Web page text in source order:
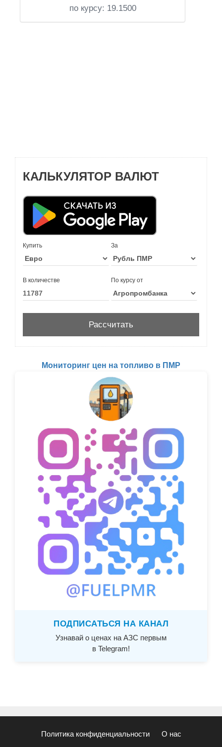
по курсу: 19.1500
КАЛЬКУЛЯТОР ВАЛЮТ
Купить За
В количестве По курсу от
Мониторинг цен на топливо в ПМР
ПОДПИСАТЬСЯ НА КАНАЛ
Узнавай о ценах на АЗС первым
в Telegram!
Политика конфиденциальности О нас